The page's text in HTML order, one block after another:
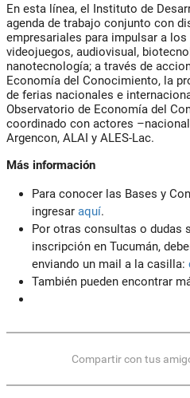
En esta línea, el Instituto de
agenda de trabajo conjunto con
empresariales para impulsar a
videojuegos, audiovisual,
nanotecnología; a través de
Economía del Conocimiento, la
de ferias nacionales e
Observatorio de Economía del
coordinado con actores
Argencon, ALAI y ALES-Lac.
Más información
Para conocer las Bases y
ingresar aquí.
Por otras consultas o dudas
inscripción en Tucumán,
enviando un mail a la casilla:
También pueden encontrar
Compartir con tus